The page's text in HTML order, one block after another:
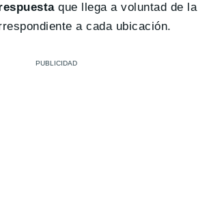
que llega a voluntad de la
a cada ubicación.